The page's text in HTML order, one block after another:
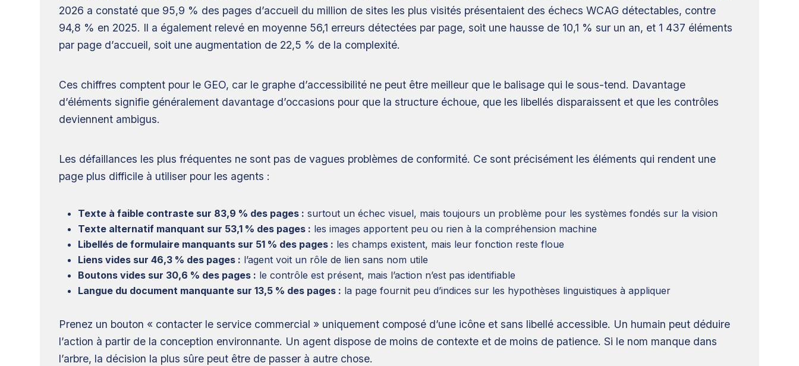
2026 a constaté que 95,9 % des pages d’accueil du million de sites les plus visités présentaient des échecs WCAG détectables, contre
94,8 % en 2025. Il a également relevé en moyenne 56,1 erreurs détectées par page, soit une hausse de 10,1 % sur un an, et 1 437 éléments
par page d’accueil, soit une augmentation de 22,5 % de la complexité.
Ces chiffres comptent pour le GEO, car le graphe d’accessibilité ne peut être meilleur que le balisage qui le sous-tend. Davantage
d’éléments signifie généralement davantage d’occasions pour que la structure échoue, que les libellés disparaissent et que les contrôles
deviennent ambigus.
Les défaillances les plus fréquentes ne sont pas de vagues problèmes de conformité. Ce sont précisément les éléments qui rendent une
page plus difficile à utiliser pour les agents :
Texte à faible contraste sur 83,9 % des pages : surtout un échec visuel, mais toujours un problème pour les systèmes fondés sur la vision
Texte alternatif manquant sur 53,1 % des pages : les images apportent peu ou rien à la compréhension machine
Libellés de formulaire manquants sur 51 % des pages : les champs existent, mais leur fonction reste floue
Liens vides sur 46,3 % des pages : l’agent voit un rôle de lien sans nom utile
Boutons vides sur 30,6 % des pages : le contrôle est présent, mais l’action n’est pas identifiable
Langue du document manquante sur 13,5 % des pages : la page fournit peu d’indices sur les hypothèses linguistiques à appliquer
Prenez un bouton « contacter le service commercial » uniquement composé d’une icône et sans libellé accessible. Un humain peut déduire
l’action à partir de la conception environnante. Un agent dispose de moins de contexte et de moins de patience. Si le nom manque dans
l’arbre, la décision la plus sûre peut être de passer à autre chose.